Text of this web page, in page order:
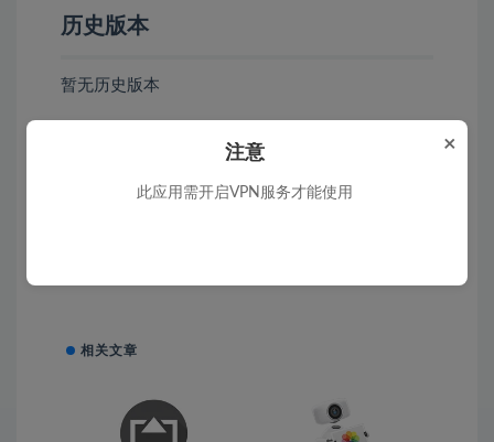
历史版本
暂无历史版本
本站所有文章，如无特殊说明或标注，均为本站
止复制、盗用、采集、发布本站内容到任何网站、书籍
相关文章
×
注意
此应用需开启VPN服务才能使用